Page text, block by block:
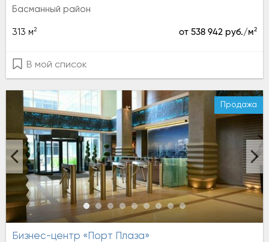
Басманный район
313 м2 от 538 942 руб./м2
В мой список
Продажа
Бизнес-центр «Порт Плаза»